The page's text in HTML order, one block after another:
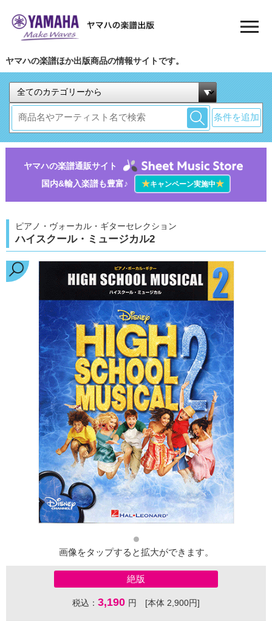
ヤマハの楽譜ほか出版商品の情報サイトです。
条件を追加
ヤマハの楽譜通販サイト
国内&輸入楽譜も豊富♪
★キャンペーン実施中★
ピアノ・ヴォーカル・ギターセレクション
ハイスクール・ミュージカル2
画像をタップすると拡大ができます。
絶版
税込： 3,190 円 [本体 2,900円]